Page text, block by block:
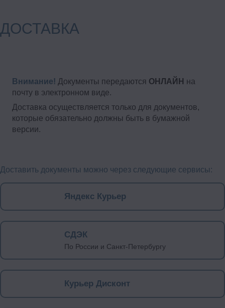
ДОСТАВКА
Внимание! Документы передаются ОНЛАЙН на
почту в электронном виде.
Доставка осуществляется только для документов,
которые обязательно должны быть в бумажной
версии.
Доставить документы можно через следующие сервисы:
Яндекс Курьер
СДЭК
По России и Санкт-Петербургу
Курьер Дисконт